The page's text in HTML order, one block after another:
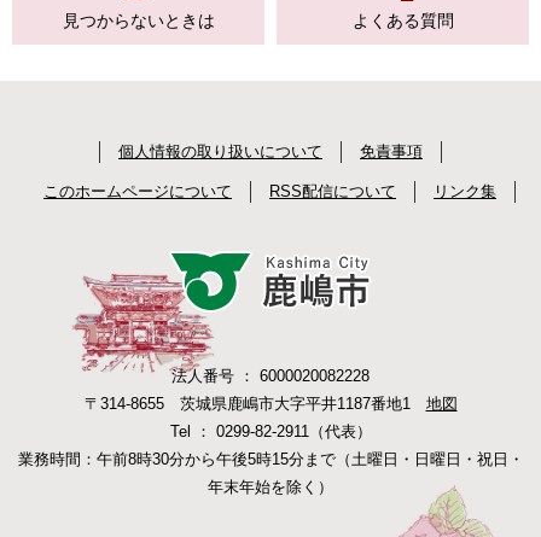
見つからないときは よくある質問
個人情報の取り扱いについて 免責事項
このホームページについて RSS配信について リンク集
法人番号 ： 6000020082228
〒314-8655 茨城県鹿嶋市大字平井1187番地1 地図
Tel ： 0299-82-2911（代表）
業務時間：午前8時30分から午後5時15分まで（土曜日・日曜日・祝日・
年末年始を除く）